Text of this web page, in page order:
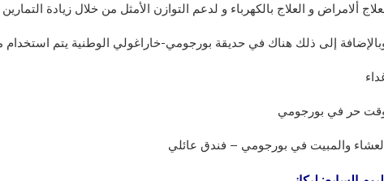
ألامراض و العلاج بالكهرباء و لدعم التوازن الأمثل من خلال زيادة
إلى ذلك هناك في حديقة بورجومي-خاراغولي الوطنية يتم استخدام
حر في بورجومي
والمبيت في بورجومي – فندق عائلي